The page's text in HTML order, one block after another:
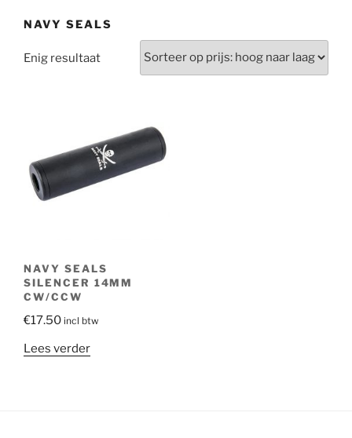
NAVY SEALS
Enig resultaat
NAVY SEALS
SILENCER 14MM
CW/CCW
€17.50 incl btw
Lees verder